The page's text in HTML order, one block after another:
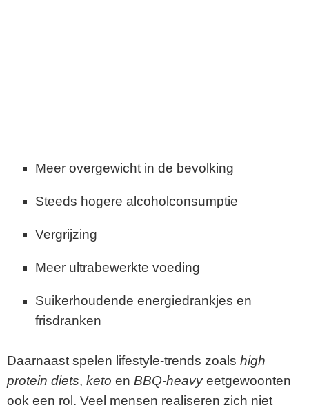
Meer overgewicht in de bevolking
Steeds hogere alcoholconsumptie
Vergrijzing
Meer ultrabewerkte voeding
Suikerhoudende energiedrankjes en
frisdranken
Daarnaast spelen lifestyle-trends zoals high
protein diets, keto en BBQ-heavyeetgewoonten
ook een rol. Veel mensen realiseren zich niet